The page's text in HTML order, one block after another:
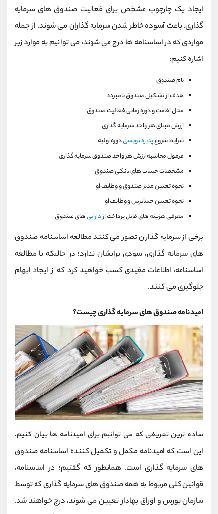
ایجاد یک چارچوب مشخص برای فعالیت صندوق های سرمایه
گذاری، باعث آسوده خاطر شدن سرمایه گذاران می شوند. از جمله
مواردی که در اساسنامه ها درج می شوند، می توانیم به موارد زیر
اشاره کنیم:
نام صندوق
هدف از تشکیل صندوق نامبرده
محل اقامت و دوره زمانی فعالیت صندوق
ارزش مبنای هر واحد سرمایه گذاری
شرایط شروعپذیره نویسیدوره اولیه
فرمول محاسبه ارزش هر واحد صندوق سرمایه گذاری
مشخصات حساب های بانکی صندوق
نحوه تعیین مدیر صندوق و وظایف او
نحوه تعیین حسابرس و وظایف او
معرفی هزینه های قابل پرداخت ازداراییهای صندوق
برخی از سرمایه گذاران تصور می کنند مطالعه اساسنامه صندوق
های سرمایه گذاری، سودی برایشان ندارد؛ در حالیکه با مطالعه
اساسنامه، اطلاعات مفیدی کسب خواهید کرد که از ایجاد ابهام
جلوگیری می کنند.
امیدنامه صندوق های سرمایه گذاری چیست؟
ساده ترین تعریفی که می توانیم برای امیدنامه ها بیان کنیم،
این است که امیدنامه مکمل و تکمیل کننده اساسنامه صندوق
های سرمایه گذاری است. همانطور که گفتیم؛ در اساسنامه،
قوانین کلی مربوط به همه صندوق های سرمایه گذاری که توسط
سازمان بورس و اوراق بهادار تعیین می شوند، درج خواهند شد.